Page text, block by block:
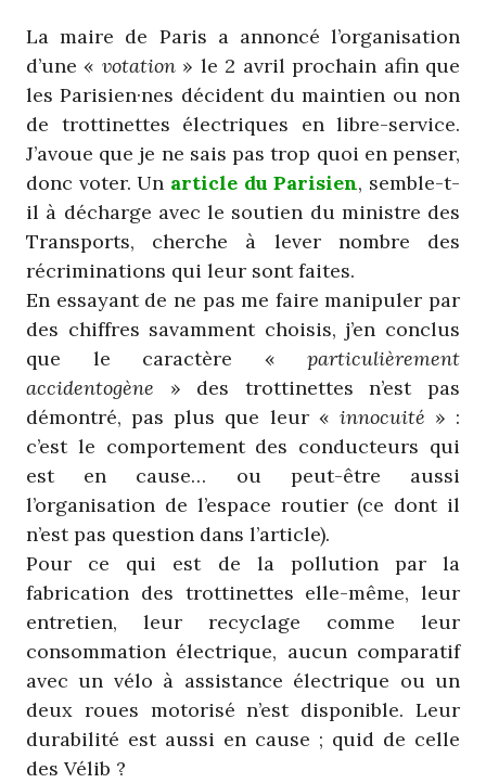
La maire de Paris a annoncé l’organisation
d’une « votation» le 2 avril prochain afin que
les Parisien·nes décident du maintien ou non
de trottinettes électriques en libre-service.
J’avoue que je ne sais pas trop quoi en penser,
donc voter. Un article du Parisien, semble-t-
il à décharge avec le soutien du ministre des
Transports, cherche à lever nombre des
récriminations qui leur sont faites.
En essayant de ne pas me faire manipuler par
des chiffres savamment choisis, j’en conclus
que le caractère « particulièrement
accidentogène » des trottinettes n’est pas
démontré, pas plus que leur « innocuité » :
c’est le comportement des conducteurs qui
est en cause… ou peut-être aussi
l’organisation de l’espace routier (ce dont il
n’est pas question dans l’article).
Pour ce qui est de la pollution par la
fabrication des trottinettes elle-même, leur
entretien, leur recyclage comme leur
consommation électrique, aucun comparatif
avec un vélo à assistance électrique ou un
deux roues motorisé n’est disponible. Leur
durabilité est aussi en cause ; quid de celle
des Vélib ?